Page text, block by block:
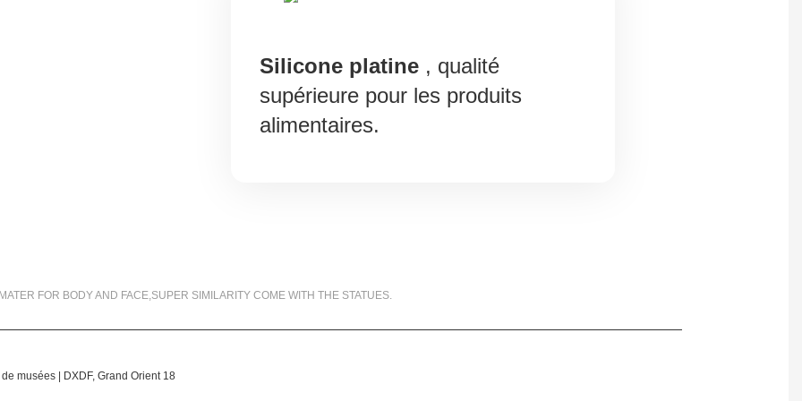
Silicone platine, qualité
supérieure pour les produits
alimentaires.
FOR BODY AND FACE,SUPER SIMILARITY COME WITH THE STATUES.